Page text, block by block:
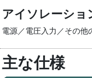
アイソレーショ
電源／電圧入力／その他
主な仕様